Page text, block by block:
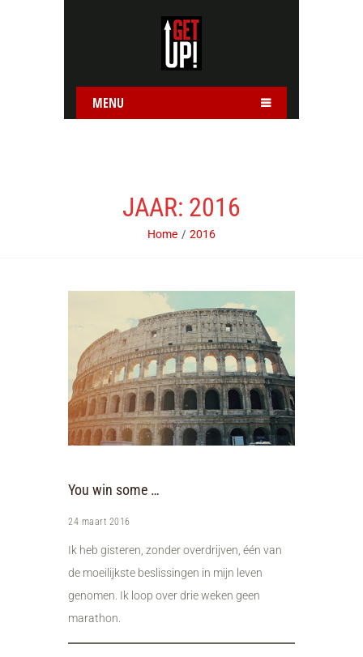
MENU
JAAR: 2016
Home 2016
You win some …
24 maart 2016
Ik heb gisteren, zonder overdrijven, één van
de moeilijkste beslissingen in mijn leven
genomen. Ik loop over drie weken geen
marathon.